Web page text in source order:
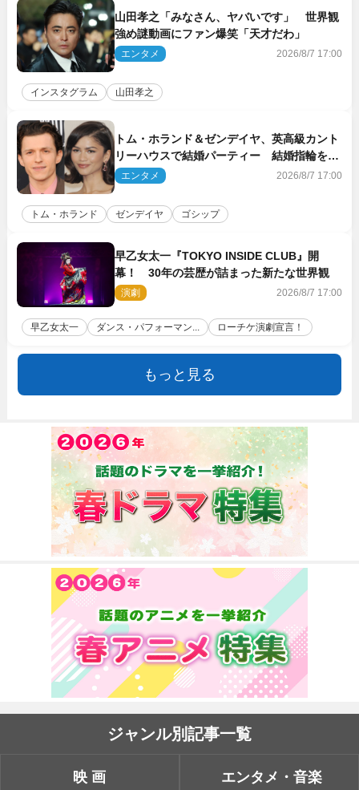
山田孝之「みなさん、ヤバいです」 世界観
強め謎動画にファン爆笑「天才だわ」
エンタメ 2026/8/7 17:00
インスタグラム 山田孝之
トム・ホランド＆ゼンデイヤ、英高級カント
リーハウスで結婚パーティー 結婚指輪を身
に着けたトムも初キャッチ
エンタメ 2026/8/7 17:00
トム・ホランド ゼンデイヤ ゴシップ
早乙女太一『TOKYO INSIDE CLUB』開
幕！ 30年の芸歴が詰まった新たな世界観
演劇 2026/8/7 17:00
早乙女太一 ダンス・パフォーマン... ローチケ演劇宣言！
もっと見る
ジャンル別記事一覧
映画 エンタメ・音楽